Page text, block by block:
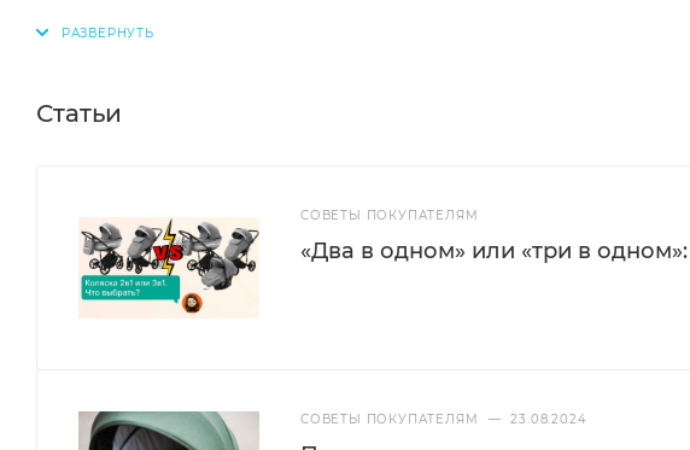
Статьи
СОВЕТЫ ПОКУПАТЕЛЯМ
«Два в одном» или «три в
СОВЕТЫ ПОКУПАТЕЛЯМ — 23.08.2024